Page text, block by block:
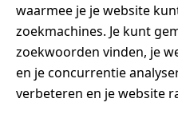
waarmee je je website
zoekmachines. Je kunt
zoekwoorden vinden, je
en je concurrentie
verbeteren en je website